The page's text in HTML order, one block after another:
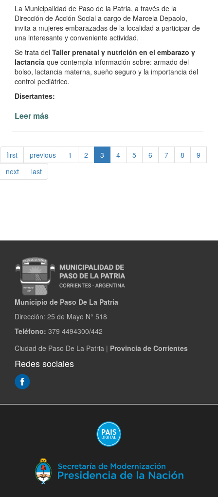
La Municipalidad de Paso de la Patria, a través de la
Dirección de Acción Social a cargo de Marcela Depaolo,
invita a mujeres embarazadas de la localidad a participar de
una interesante y conveniente actividad.
Se trata del Taller prenatal y nutrición en el embarazo y
lactancia que contempla información sobre: armado del
bolso, lactancia materna, sueño seguro y la importancia del
control pediátrico.
Disertantes:
Leer más
y
nutrición
first previous 1 2 3 4 5 6 7 8
9
next
last
Municipio de Paso De La Patria
Dirección: 25 de Mayo N° 518
Teléfono: 379 4494300/442
Ciudad de Paso De La Patria | Provincia de Corrientes
Redes sociales